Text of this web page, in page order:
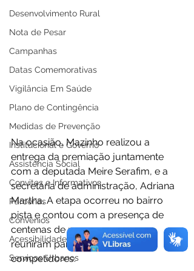
Desenvolvimento Rural
Nota de Pesar
Campanhas
Datas Comemorativas
Vigilância Em Saúde
Plano de Contingência
Medidas de Prevenção
Institucional e Governo
Assistência Social
Convites e Informativos
Parcerias
Convênios
Acessibilidade
Serviços Urbanos
Na ocasião, Mazinho realizou a
entrega da premiação juntamente
com a deputada Meire Serafim, e a
secretária de administração, Adriana
Martha. A etapa ocorreu no bairro
pista e contou com a presença de
centenas de pessoas que se
reuniram para prestigiar com
competidores.